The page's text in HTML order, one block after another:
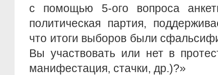
с помощью 5-ого вопроса
политическая партия,
что итоги выборов были
Вы участвовать или нет в
манифестация, стачки, др.)?»